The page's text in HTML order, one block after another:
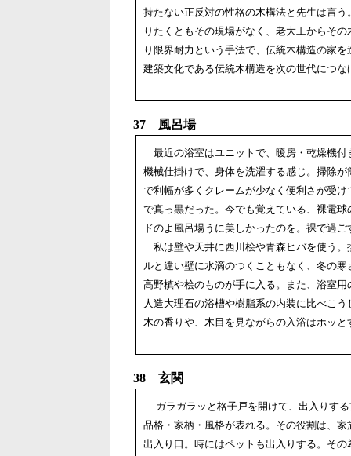
持たない正反対の性格の木構法と先生は言
りたくともその現場がなく、老大工からそ
り限界耐力という手法で、伝統木構造の家
建築文化である伝統木構造を次の世代につ
37 風呂場
最近の浴室はユニットで、暖房・乾燥機
機械仕掛けで、身体を洗濯する感じ。掃除
で利幅が多くクレームが少なく便利さが受
で真っ黒だった。今でも覚えている、裸電
ドのよ風呂場うに美しかったのを。裸で過
私は壁や天井に西川桧や青森ヒバを使う
ルと違い壁に水滴のつくこともなく、冬の
高野槙や桧のものが手に入る。また、浴室
人造大理石の浴槽や樹脂系の内装に比べこ
木の香りや、木目を見ながらの入浴はホッと
38 玄関
ガラガラッと格子戸を開けて、出入りす
品格・家柄・風格が表れる。その役割は、
出入り口。時にはペットも出入りする。そ